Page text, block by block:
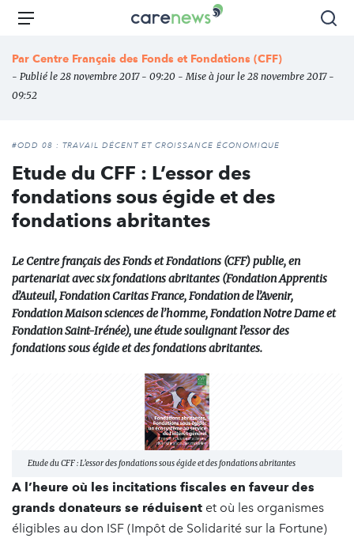
Aller
principal
Carenews,
média
des
Menu
Par Centre Français des Fonds et Fondations (CFF)
- Publié le 28 novembre 2017 - 09:20 - Mise à jour le 28 novembre 2017 -
09:52
#ODD 08 : TRAVAIL DÉCENT ET CROISSANCE ÉCONOMIQUE
Etude du CFF : L’essor des
fondations sous égide et des
fondations abritantes
Le Centre français des Fonds et Fondations (CFF) publie, en
partenariat avec six fondations abritantes (Fondation Apprentis
d’Auteuil, Fondation Caritas France, Fondation de l’Avenir,
Fondation Maison sciences de l’homme, Fondation Notre Dame et
Fondation Saint-Irénée), une étude soulignant l’essor des
fondations sous égide et des fondations abritantes.
Etude du CFF : L’essor des fondations sous égide et des fondations abritantes
A l’heure où les incitations fiscales en faveur des
grands donateurs se réduisent et où les organismes
éligibles au don ISF (Impôt de Solidarité sur la Fortune)